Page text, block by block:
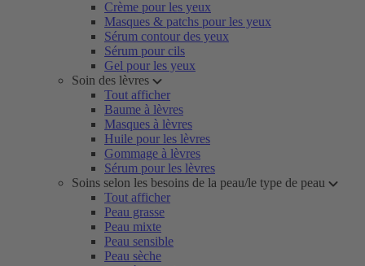
Crème pour les yeux
Masques & patchs pour les yeux
Sérum contour des yeux
Sérum pour cils
Gel pour les yeux
Soin des lèvres
Tout afficher
Baume à lèvres
Masques à lèvres
Huile pour les lèvres
Gommage à lèvres
Sérum pour les lèvres
Soins selon les besoins de la peau/le type de peau
Tout afficher
Peau grasse
Peau mixte
Peau sensible
Peau sèche